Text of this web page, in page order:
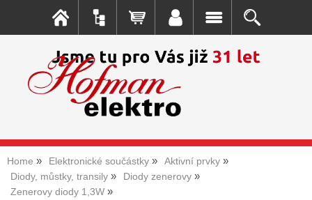
Home Elektronické součástky
Aktivní prvky
Diody, můstky, transily
Diody zenerovy
Zenerovy diody 1,3W